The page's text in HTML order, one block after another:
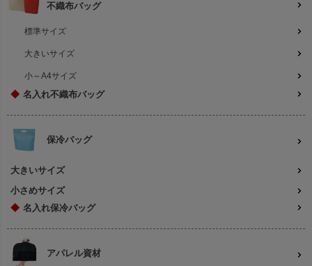
不織布バッグ
標準サイズ
大きいサイズ
小～A4サイズ
◆ 名入れ不織布バッグ
保冷バッグ
大きいサイズ
小さめサイズ
◆ 名入れ保冷バッグ
アパレル資材